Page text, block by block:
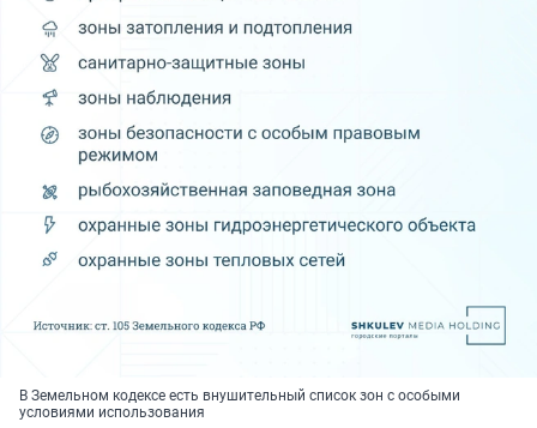
В Земельном кодексе есть внушительный список зон с особыми
условиями использования